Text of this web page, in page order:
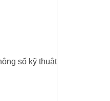
số kỹ thuật